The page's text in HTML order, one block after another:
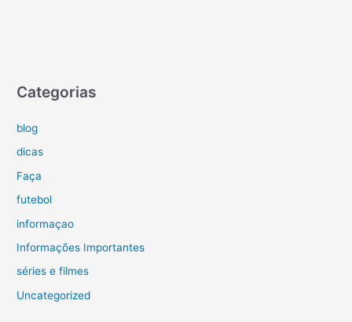
Categorias
blog
dicas
Faça
futebol
informaçao
Informações Importantes
séries e filmes
Uncategorized